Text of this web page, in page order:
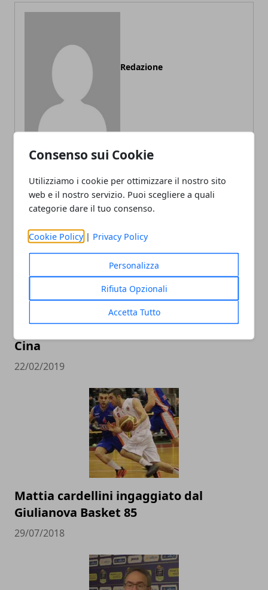
Consenso sui Cookie
Utilizziamo i cookie per ottimizzare il nostro sito
web e il nostro servizio. Puoi scegliere a quali
categorie dare il tuo consenso.
Cookie Policy | Privacy Policy
Personalizza
Rifiuta Opzionali
Accetta Tutto
Redazione
ARTICOLI CORRELATI
L’Italbasket contro Ungheria e Lituania
alla conquista del pass per i Mondiali in
Cina
22/02/2019
Mattia cardellini ingaggiato dal
Giulianova Basket 85
29/07/2018